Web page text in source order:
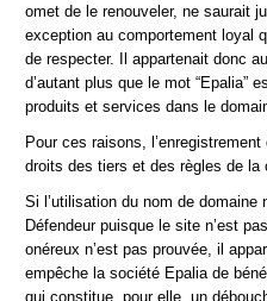
omet de le renouveler, ne saurait
exception au comportement loyal
de respecter. Il appartenait donc
d’autant plus que le mot “Epalia”
produits et services dans le
Pour ces raisons,
droits des tiers et des règles de la
Si l’utilisation du nom de
Défendeur puisque le site n’est
onéreux n’est pas prouvée, il
empêche la société Epalia de
qui constitue, pour elle, un